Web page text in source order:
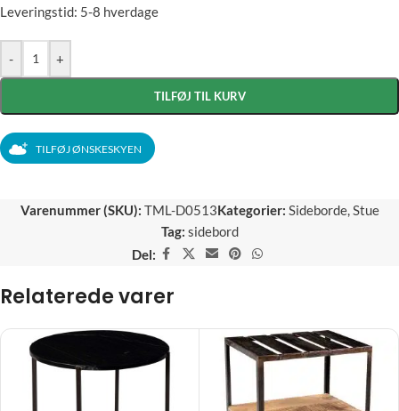
Leveringstid: 5-8 hverdage
- +
TILFØJ TIL KURV
TILFØJ ØNSKESKYEN
Varenummer (SKU): TML-D0513Kategorier: Sideborde,Stue
Tag: sidebord
Del:
Relaterede varer